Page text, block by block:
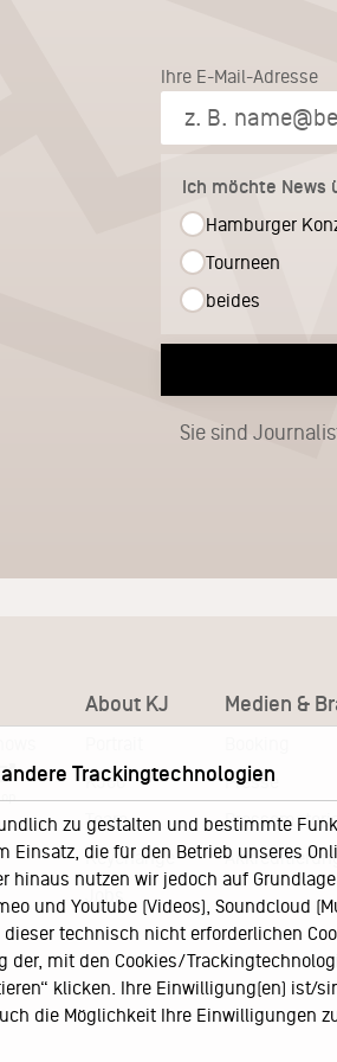
Ihre E-Mail-Adresse
Ich möchte News
Hamburger
Tourneen
beides
Sie sind
About KJ
KJ60
Team
Keychange
Jobs
Medien &
Presse
Trackingtechnologien
zu gestalten und bestimmte
Einsatz, die für den Betrieb unseres
hinaus nutzen wir jedoch auf
und Youtube (Videos), Soundcloud
technisch nicht erforderlichen
der, mit den Cookies/
klicken. Ihre Einwilligung(en)
die Möglichkeit Ihre Einwilligungen